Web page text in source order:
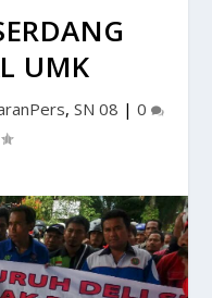
UMK
, SN 08 | 0